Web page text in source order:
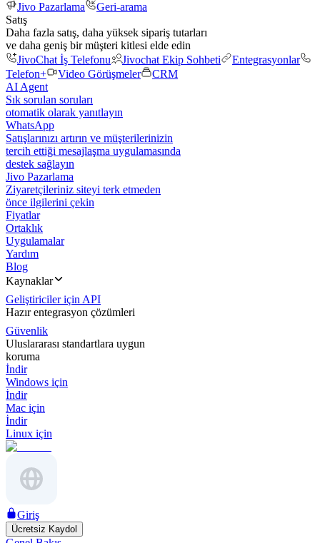
Jivo Pazarlama
Geri-arama
Satış
Daha fazla satış, daha yüksek sipariş tutarları
ve daha geniş bir müşteri kitlesi elde edin
JivoChat İş Telefonu
Jivochat Ekip Sohbeti
Entegrasyonlar
Telefon+
Video Görüşmeler
CRM
AI Agent
Sık sorulan soruları
otomatik olarak yanıtlayın
WhatsApp
Satışlarınızı artırın ve müşterilerinizin
tercih ettiği mesajlaşma uygulamasında
destek sağlayın
Jivo Pazarlama
Ziyaretçileriniz siteyi terk etmeden
önce ilgilerini çekin
Fiyatlar
Ortaklık
Uygulamalar
Yardım
Blog
Kaynaklar
Geliştiriciler için API
Hazır entegrasyon çözümleri
Güvenlik
Uluslararası standartlara uygun
koruma
İndir
Windows için
İndir
Mac için
İndir
Linux için
Giriş
Ücretsiz Kaydol